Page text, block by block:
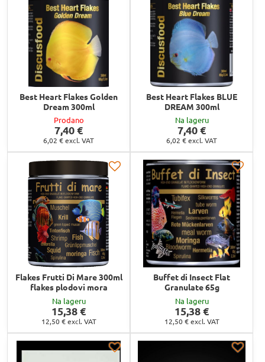
Best Heart Flakes Golden
Dream 300ml
Prodano
7,40 €
6,02 €excl. VAT
Best Heart Flakes BLUE
DREAM 300ml
Na lageru
7,40 €
6,02 €excl. VAT
Flakes Frutti Di Mare 300ml
flakes plodovi mora
Na lageru
15,38 €
12,50 €excl. VAT
Buffet di Insect Flat
Granulate 65g
Na lageru
15,38 €
12,50 €excl. VAT